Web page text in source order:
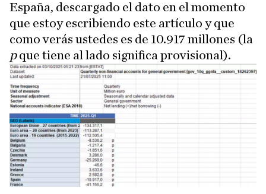
España, descargado el dato en el momento
que estoy escribiendo este artículo y que
como verás ustedes es de 10.917 millones (la
pque tiene al lado significa provisional).